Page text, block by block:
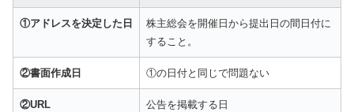
①アドレスを決定した日
株主総会を開催日から提出日の間日付に
すること。
②書面作成日 ①の日付と同じで問題ない
②URL
公告を掲載する日